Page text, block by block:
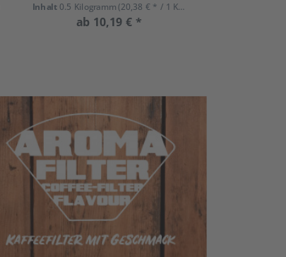
Inhalt 0.5 Kilogramm(20,38 € * / 1 Kilogramm)
ab 10,19 € *